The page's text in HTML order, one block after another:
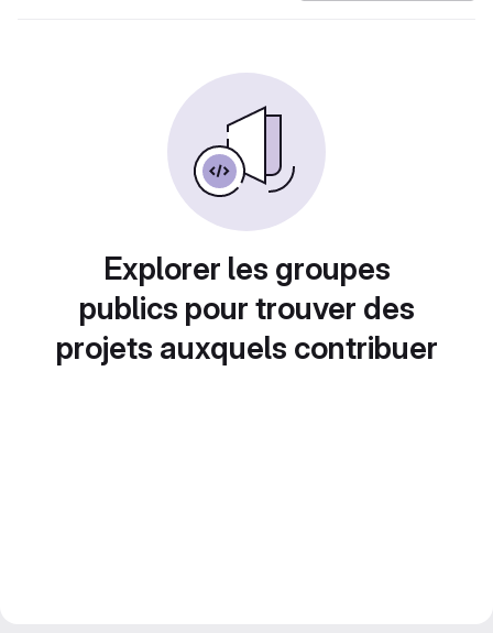
Explorer les groupes
publics pour trouver des
projets auxquels contribuer